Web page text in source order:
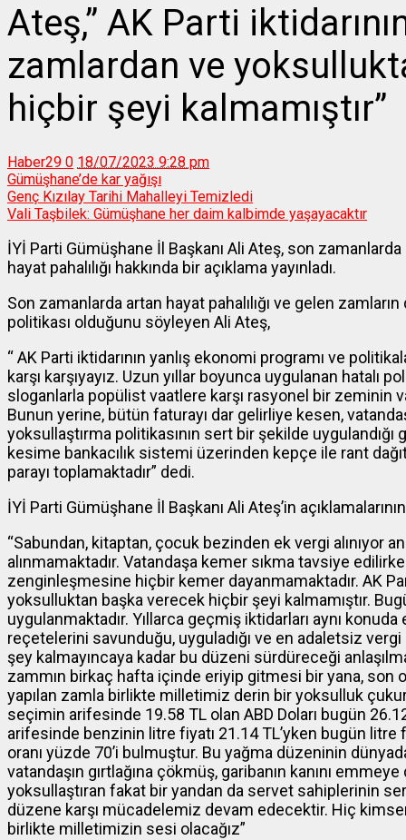
Ateş,” AK Parti
zamlardan ve
hiçbir şeyi kalmamıştır”
Haber29 0 18/07/2023 9:28 pm
Gümüşhane’de kar yağışı
Genç Kızılay Tarihi Mahalleyi Temizledi
Vali Taşbilek: Gümüşhane her daim kalbimde yaşayacaktır
İYİ Parti Gümüşhane İl Başkanı Ali Ateş, son
hayat pahalılığı hakkında bir açıklama yayınladı.
Son zamanlarda artan hayat pahalılığı ve gelen
politikası olduğunu söyleyen Ali Ateş,
“ AK Parti iktidarının yanlış ekonomi programı ve
karşı karşıyayız. Uzun yıllar boyunca uygulanan hatalı
sloganlarla popülist vaatlere karşı rasyonel bir zeminin
Bunun yerine, bütün faturayı dar gelirliye kesen,
yoksullaştırma politikasının sert bir şekilde
kesime bankacılık sistemi üzerinden kepçe ile rant
parayı toplamaktadır” dedi.
İYİ Parti Gümüşhane İl Başkanı Ali Ateş’in
“Sabundan, kitaptan, çocuk bezinden ek vergi alınıyor
alınmamaktadır. Vatandaşa kemer sıkma tavsiye
zenginleşmesine hiçbir kemer dayanmamaktadır. AK
yoksulluktan başka verecek hiçbir şeyi kalmamıştır.
uygulanmaktadır. Yıllarca geçmiş iktidarları aynı
reçetelerini savunduğu, uyguladığı ve en adaletsiz
şey kalmayıncaya kadar bu düzeni sürdüreceği
zammın birkaç hafta içinde eriyip gitmesi bir yana, son
yapılan zamla birlikte milletimiz derin bir yoksulluk
seçimin arifesinde 19.58 TL olan ABD Doları bugün
arifesinde benzinin litre fiyatı 21.14 TL’yken bugün litre
oranı yüzde 70’i bulmuştur. Bu yağma düzeninin
vatandaşın gırtlağına çökmüş, garibanın kanını
yoksullaştıran fakat bir yandan da servet sahiplerinin
düzene karşı mücadelemiz devam edecektir. Hiç
birlikte milletimizin sesi olacağız”